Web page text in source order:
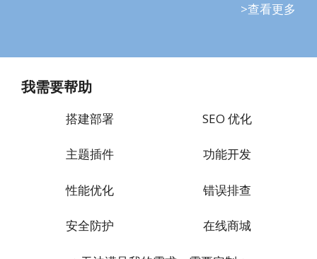
>查看更多
我需要帮助
搭建部署
主题插件
性能优化
安全防护
SEO 优化
功能开发
错误排查
在线商城